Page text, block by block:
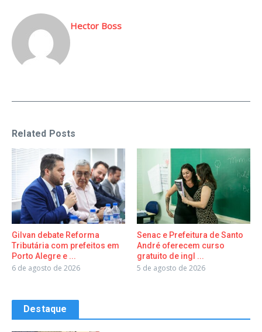
Hector Boss
Related Posts
Gilvan debate Reforma
Tributária com prefeitos em
Porto Alegre e ...
6 de agosto de 2026
Senac e Prefeitura de Santo
André oferecem curso
gratuito de ingl ...
5 de agosto de 2026
Destaque